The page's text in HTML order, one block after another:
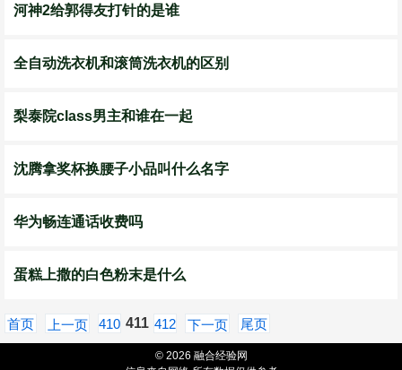
河神2给郭得友打针的是谁
全自动洗衣机和滚筒洗衣机的区别
梨泰院class男主和谁在一起
沈腾拿奖杯换腰子小品叫什么名字
华为畅连通话收费吗
蛋糕上撒的白色粉末是什么
首页 上一页 410 411 412 下一页 尾页
© 2026 融合经验网